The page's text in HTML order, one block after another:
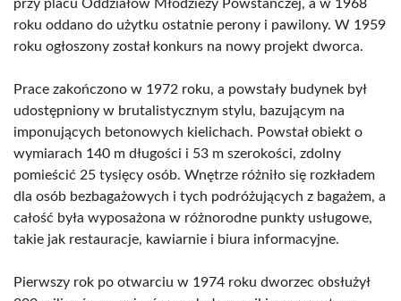
przy placu Oddziałów Młodzieży Powstańczej, a w 1968
roku oddano do użytku ostatnie perony i pawilony. W 1959
roku ogłoszony został konkurs na nowy projekt dworca.
Prace zakończono w 1972 roku, a powstały budynek był
udostępniony w brutalistycznym stylu, bazującym na
imponujących betonowych kielichach. Powstał obiekt o
wymiarach 140 m długości i 53 m szerokości, zdolny
pomieścić 25 tysięcy osób. Wnętrze różniło się rozkładem
dla osób bezbagażowych i tych podróżujących z bagażem, a
całość była wyposażona w różnorodne punkty usługowe,
takie jak restauracje, kawiarnie i biura informacyjne.
Pierwszy rok po otwarciu w 1974 roku dworzec obsłużył